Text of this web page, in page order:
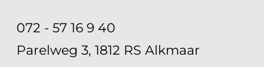
072 - 57 16 9 40
Parelweg 3, 1812 RS Alkmaar